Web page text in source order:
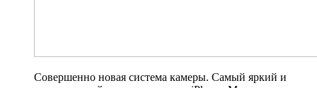
Совершенно новая система камеры. Самый яркий и